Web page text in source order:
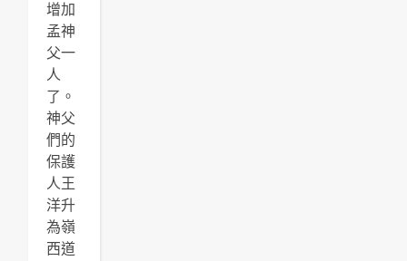
增加
孟神
父一
人
了。
神父
們的
保護
人王
洋升
為嶺
西道